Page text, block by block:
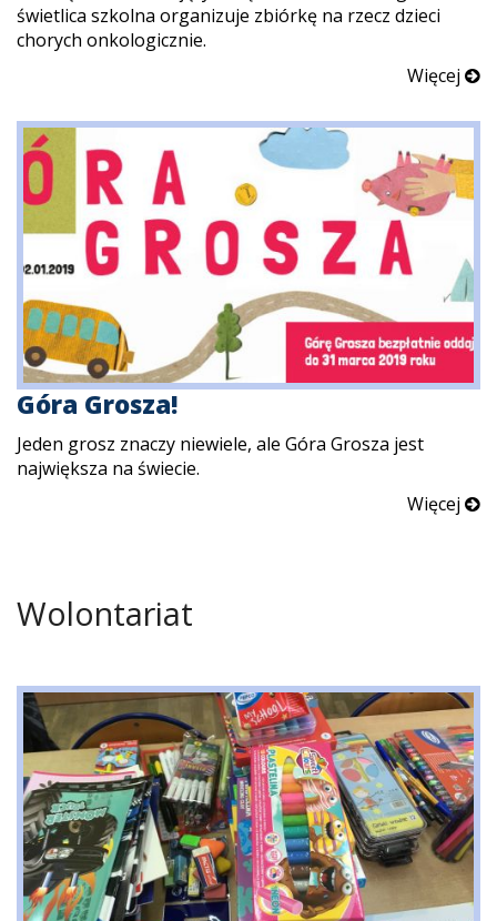
świetlica szkolna organizuje zbiórkę na rzecz dzieci
chorych onkologicznie.
Więcej
Góra Grosza!
Jeden grosz znaczy niewiele, ale Góra Grosza jest
największa na świecie.
Więcej
Wolontariat